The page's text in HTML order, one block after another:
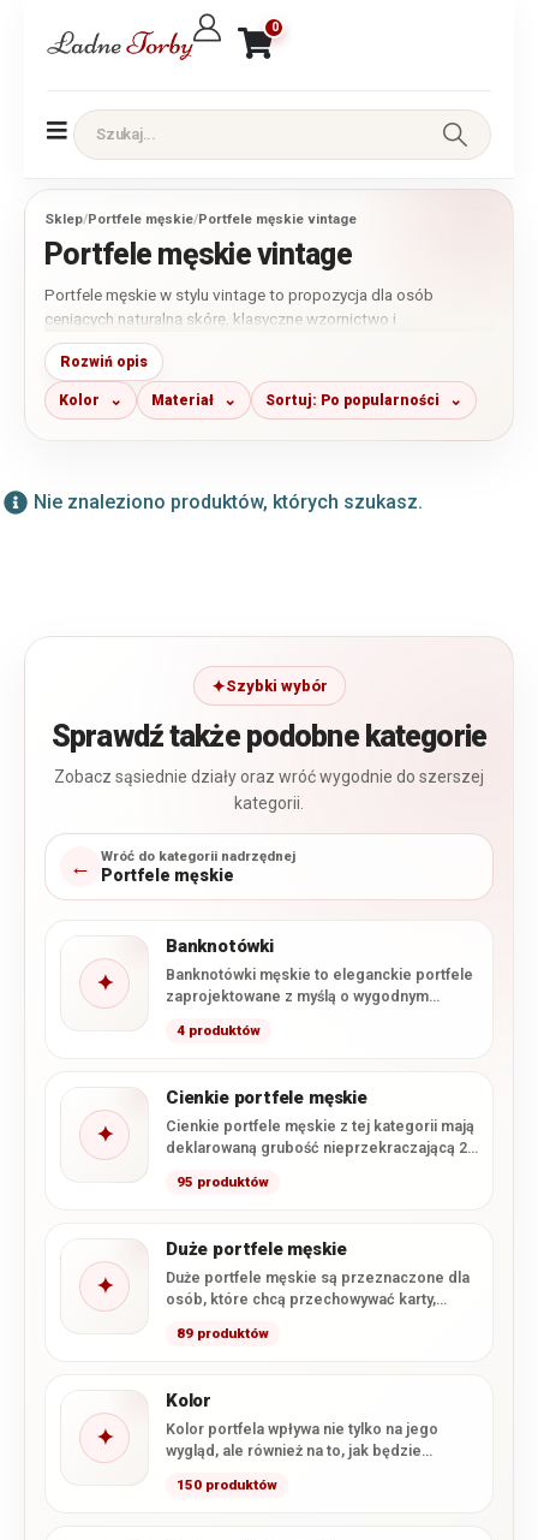
0
Sklep/Portfele męskie/Portfele męskie vintage
Portfele męskie vintage
Portfele męskie w stylu vintage to propozycja dla osób
ceniących naturalną skórę, klasyczne wzornictwo i
ponadczasowy charakter galanterii. W tej kategorii znajdziesz
przede wszystkim modele wykonane ze skóry naturalnej o
wyrazistej fakturze i charakterystycznym wykończeniu
inspirowanym klasycznym rzemiosłem. Dostępne są portfele
małe, średnie i większe, w odcieniach brązu, koniaku, czerni
Rozwiń opis
Kolor Materiał Sortuj: Po popularności
Nie znaleziono produktów, których szukasz.
Szybki wybór
Sprawdź także podobne kategorie
Zobacz sąsiednie działy oraz wróć wygodnie do szerszej
kategorii.
← Wróć do kategorii nadrzędnej
Portfele męskie
✦
Banknotówki
Banknotówki męskie to eleganckie portfele
zaprojektowane z myślą o wygodnym
najważniejszych dokumentów.…
4 produktów
✦
Cienkie portfele męskie
Cienkie portfele męskie z tej kategorii mają
deklarowaną grubość nieprzekraczającą 2
95 produktów
✦
Duże portfele męskie
Duże portfele męskie są przeznaczone dla
osób, które chcą przechowywać karty,
89 produktów
✦
Kolor
Kolor portfela wpływa nie tylko na jego
wygląd, ale również na to, jak będzie
150 produktów